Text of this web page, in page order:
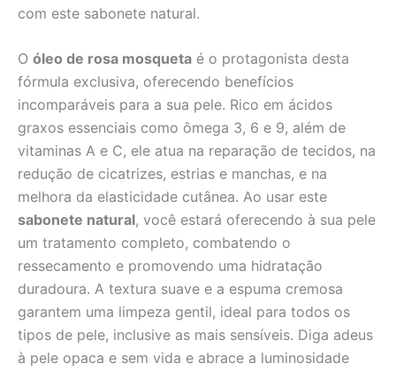
com este sabonete natural.
O óleo de rosa mosqueta é o protagonista desta
fórmula exclusiva, oferecendo benefícios
incomparáveis para a sua pele. Rico em ácidos
graxos essenciais como ômega 3, 6 e 9, além de
vitaminas A e C, ele atua na reparação de tecidos, na
redução de cicatrizes, estrias e manchas, e na
melhora da elasticidade cutânea. Ao usar este
sabonete natural, você estará oferecendo à sua pele
um tratamento completo, combatendo o
ressecamento e promovendo uma hidratação
duradoura. A textura suave e a espuma cremosa
garantem uma limpeza gentil, ideal para todos os
tipos de pele, inclusive as mais sensíveis. Diga adeus
à pele opaca e sem vida e abrace a luminosidade